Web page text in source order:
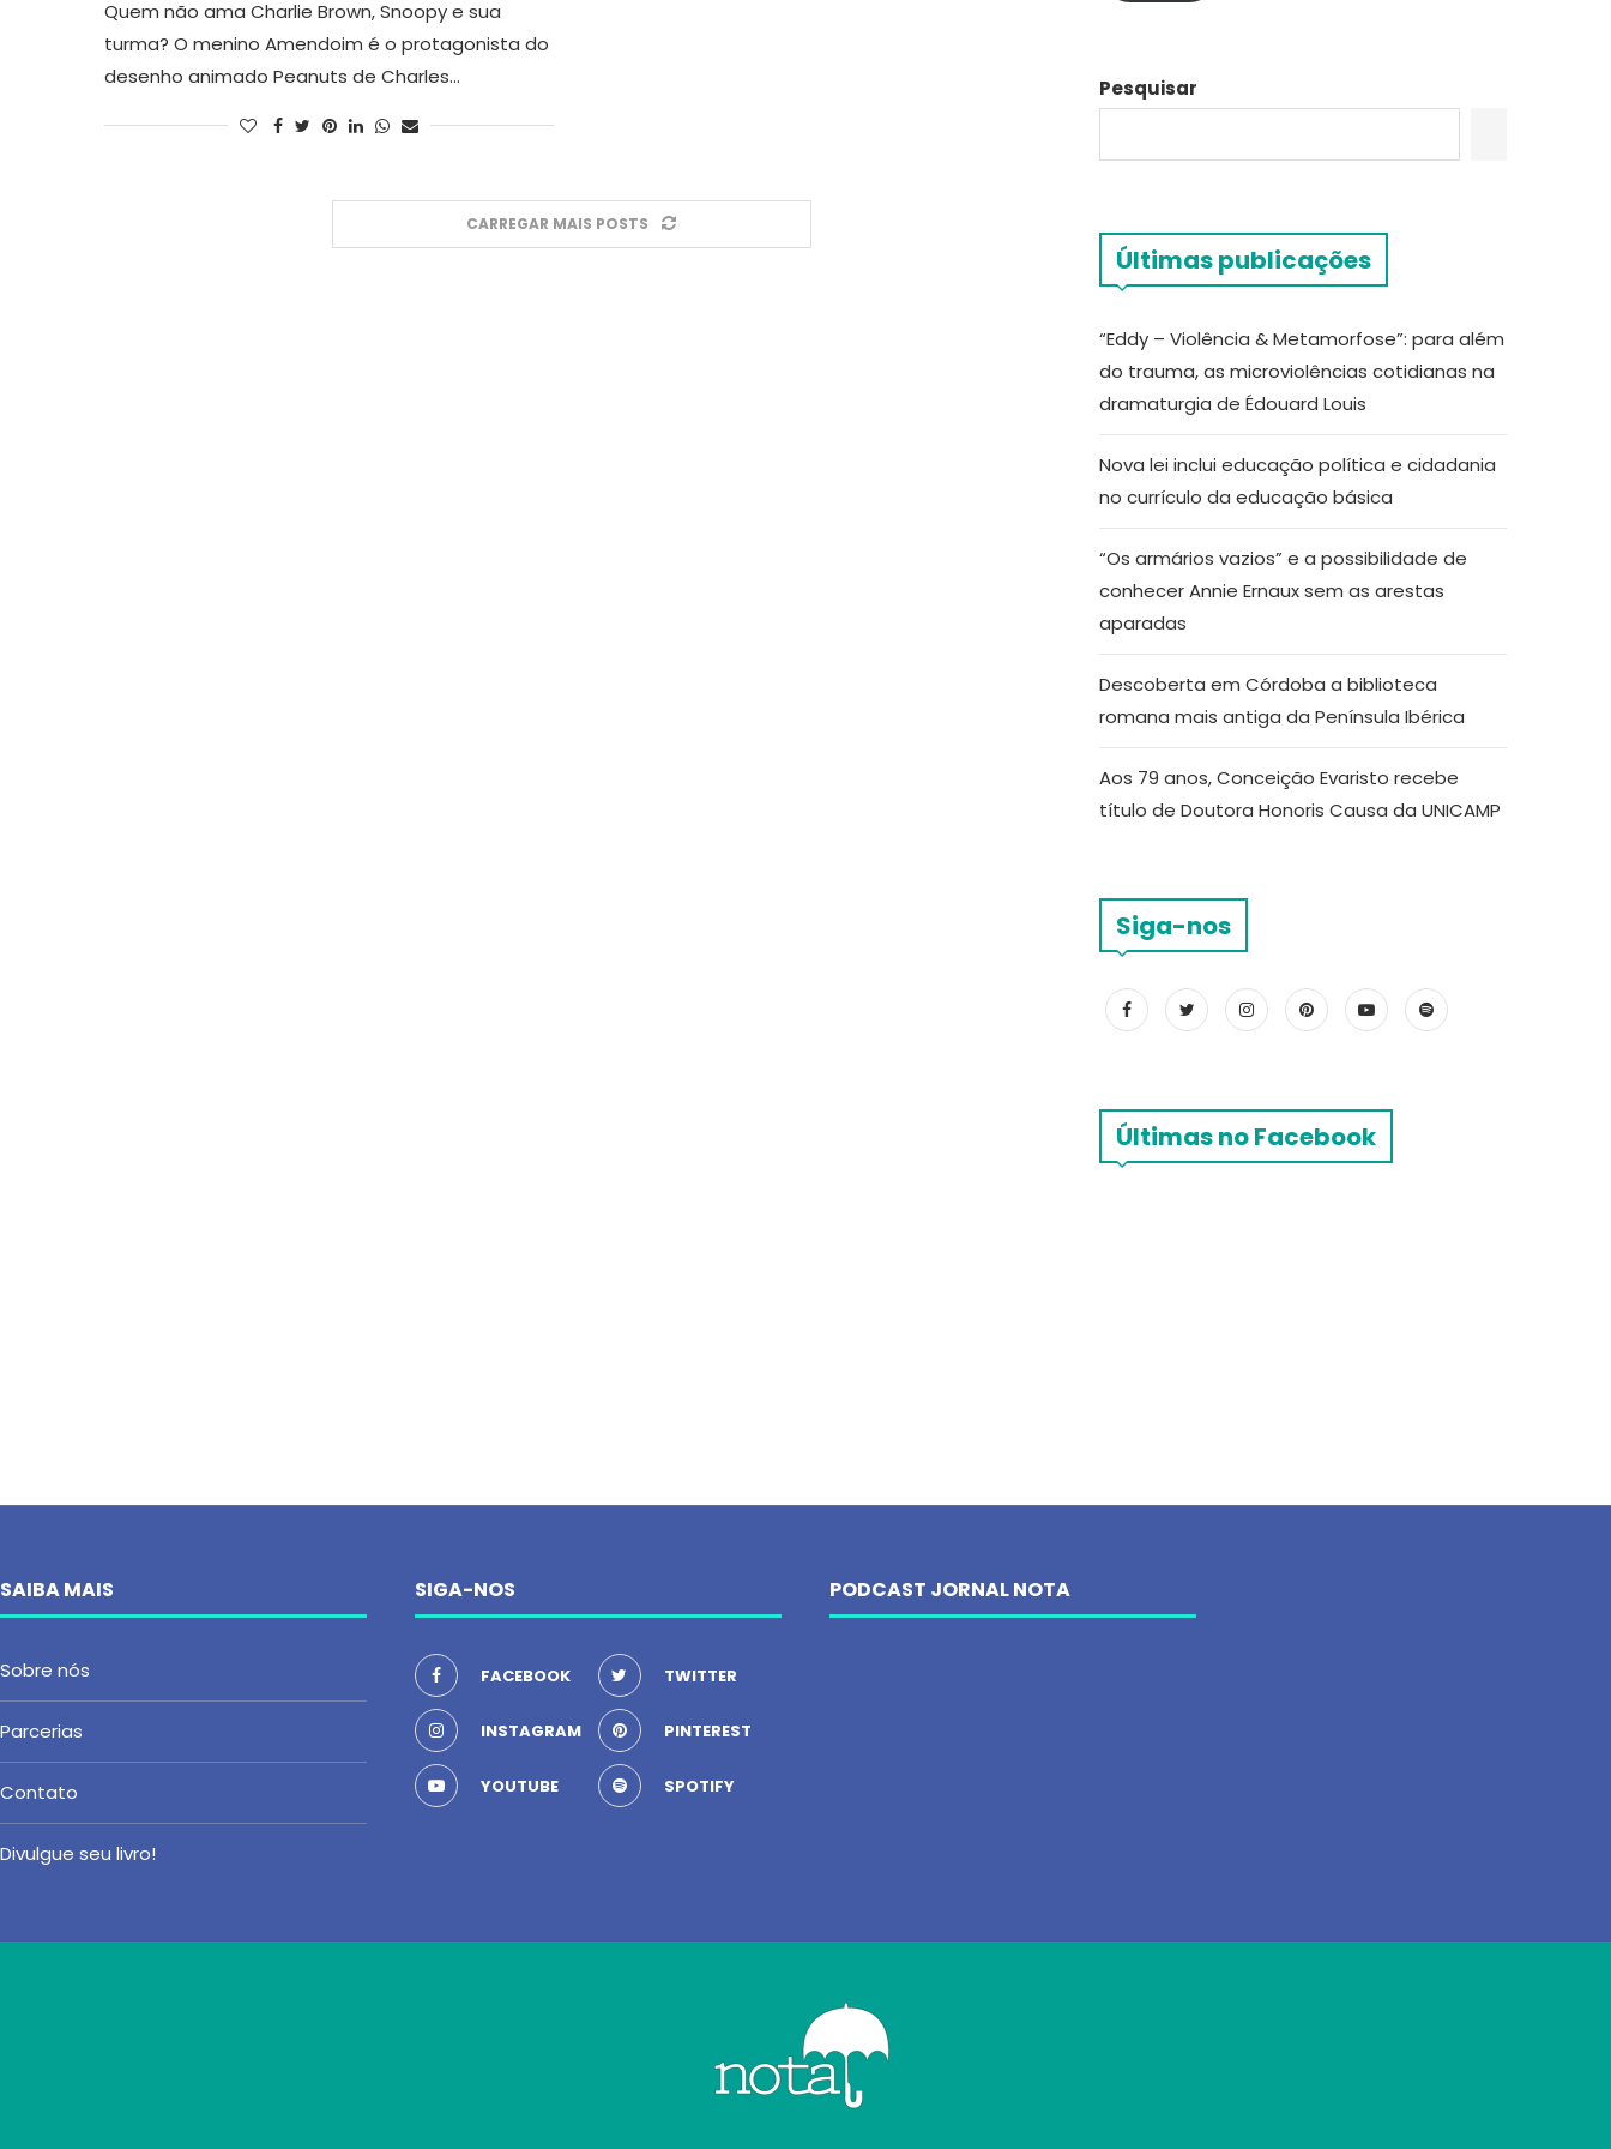
Quem não ama Charlie Brown, Snoopy e sua
turma? O menino Amendoim é o protagonista do
desenho animado Peanuts de Charles…
CARREGAR MAIS POSTS
Pesquisar
Últimas publicações
“Eddy – Violência & Metamorfose”: para além
do trauma, as microviolências cotidianas na
dramaturgia de Édouard Louis
Nova lei inclui educação política e cidadania
no currículo da educação básica
“Os armários vazios” e a possibilidade de
conhecer Annie Ernaux sem as arestas
aparadas
Descoberta em Córdoba a biblioteca
romana mais antiga da Península Ibérica
Aos 79 anos, Conceição Evaristo recebe
título de Doutora Honoris Causa da UNICAMP
Siga-nos
Últimas no Facebook
SAIBA MAIS
Sobre nós
Parcerias
Contato
Divulgue seu livro!
SIGA-NOS
FACEBOOK TWITTER
INSTAGRAM PINTEREST
YOUTUBE SPOTIFY
PODCAST JORNAL NOTA